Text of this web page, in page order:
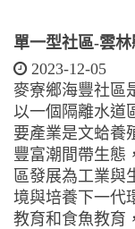
單一型社區-雲
2023-12-05
麥寮鄉海豐社區
以一個隔離水道
要產業是文蛤養
豐富潮間帶生態
區發展為工業與
境與培養下一代
教育和食魚教育